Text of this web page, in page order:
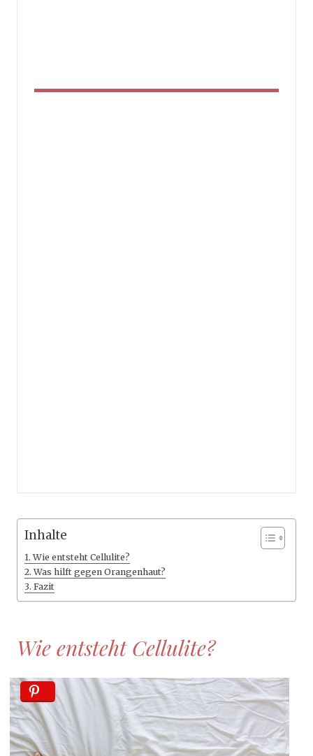
Inhalte
Wie entsteht Cellulite?
Was hilft gegen Orangenhaut?
Fazit
Wie entsteht Cellulite?